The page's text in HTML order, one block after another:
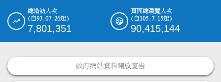
總造訪人次
(自93.07.26起)
7,801,351
頁面總瀏覽人次
(自105.7.15起)
90,415,144
政府網站資料開放宣告